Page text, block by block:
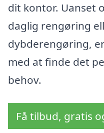
dit kontor. Uanset
daglig rengøring
dybderengøring,
med at finde det
behov.
Få tilbud, gratis